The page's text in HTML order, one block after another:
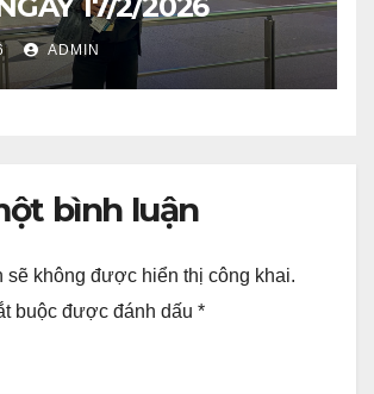
ADMIN
bình luận
sẽ không được hiển thị công khai.
buộc được đánh dấu *